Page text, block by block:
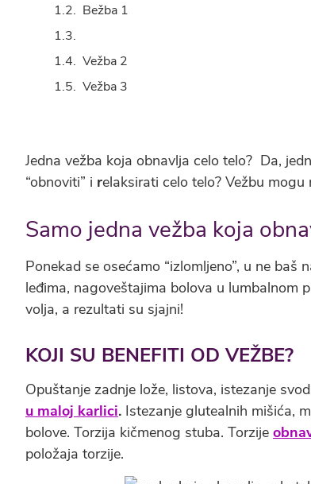
Bežba 1
Vežba 2
Vežba 3
Jedna vežba koja obnavlja celo telo? Da,
“obnoviti” i relaksirati celo telo? Vežbu
Samo jedna vežba koja
Ponekad se osećamo “izlomljeno”, u ne
leđima, nagoveštajima bolova u lumbalnom
volja, a rezultati su sjajni!
KOJI SU BENEFITI OD VEŽBE?
Opuštanje zadnje lože, listova, istezanje
u maloj karlici. Istezanje glutealnih mišića,
bolove. Torzija kičmenog stuba. Torzije
položaja torzije.